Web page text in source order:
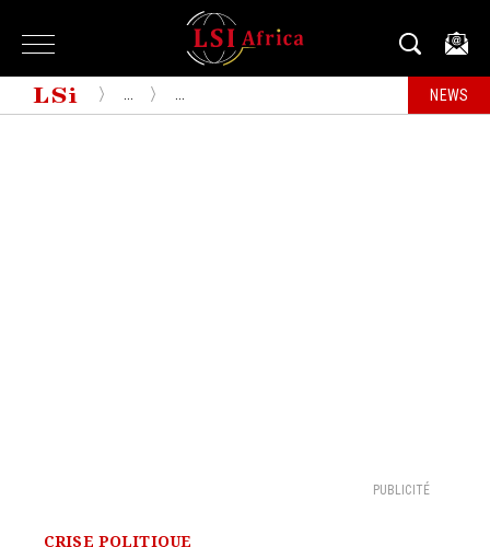
NEWS
PUBLICITÉ
CRISE POLITIQUE